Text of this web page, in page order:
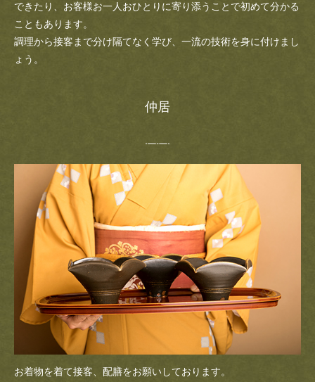
できたり、お客様お一人おひとりに寄り添うことで初めて分かる
こともあります。
調理から接客まで分け隔てなく学び、一流の技術を身に付けまし
ょう。
仲居
お着物を着て接客、配膳をお願いしております。